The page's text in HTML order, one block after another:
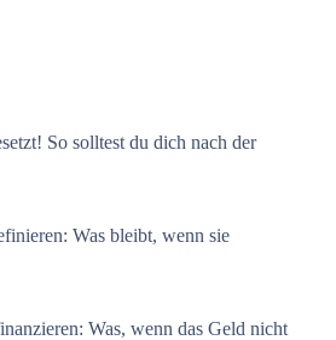
So solltest du dich nach der
Was bleibt, wenn sie
Was, wenn das Geld nicht